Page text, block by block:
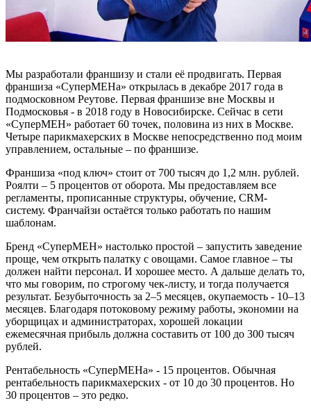
Мы разработали франшизу и стали её продвигать. Первая
франшиза «СуперМЕНа» открылась в декабре 2017 года в
подмосковном Реутове. Первая франшизе вне Москвы и
Подмосковья - в 2018 году в Новосибирске. Сейчас в сети
«СуперМЕН» работает 60 точек, половина из них в Москве.
Четыре парикмахерских в Москве непосредственно под моим
управлением, остальные – по франшизе.
Франшиза «под ключ» стоит от 700 тысяч до 1,2 млн. рублей.
Роялти – 5 процентов от оборота. Мы предоставляем все
регламенты, прописанные структуры, обучение, CRM-
систему. Франчайзи остаётся только работать по нашим
шаблонам.
Бренд «СуперМЕН» настолько простой – запустить заведение
проще, чем открыть палатку с овощами. Самое главное – ты
должен найти персонал. И хорошее место. А дальше делать то,
что мы говорим, по строгому чек-листу, и тогда получается
результат. Безубыточность за 2–5 месяцев, окупаемость - 10–13
месяцев. Благодаря потоковому режиму работы, экономии на
уборщицах и администраторах, хорошей локации
ежемесячная прибыль должна составить от 100 до 300 тысяч
рублей.
Рентабельность «СуперМЕНа» - 15 процентов. Обычная
рентабельность парикмахерских - от 10 до 30 процентов. Но
30 процентов – это редко.